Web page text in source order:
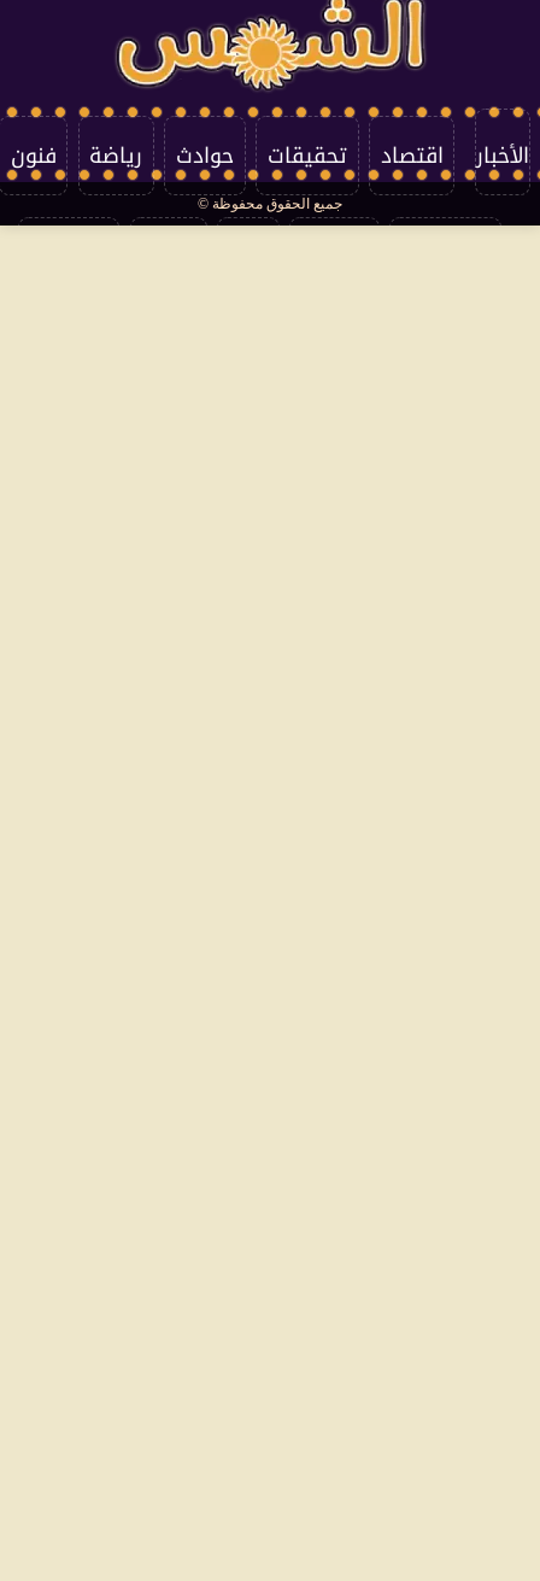
الأخبار اقتصاد تحقيقات حوادث رياضة فنون
جميع الحقوق محفوظة ©